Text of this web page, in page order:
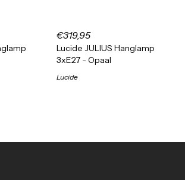
€319,95
Lucide JULIUS Hanglamp
3xE27 - Opaal
Lucide